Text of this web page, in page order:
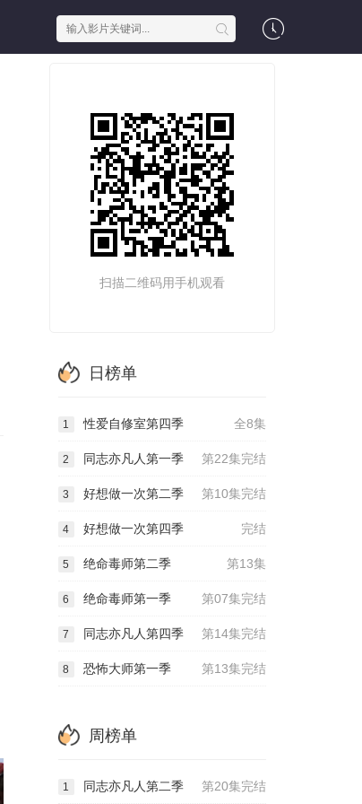
扫描二维码用手机观看
日榜单
全8集
1 性爱自修室第四季
第22集完结
2 同志亦凡人第一季
第10集完结
3 好想做一次第二季
完结
4 好想做一次第四季
第13集
5 绝命毒师第二季
第07集完结
6 绝命毒师第一季
第14集完结
7 同志亦凡人第四季
第13集完结
8 恐怖大师第一季
周榜单
第20集完结
1 同志亦凡人第二季